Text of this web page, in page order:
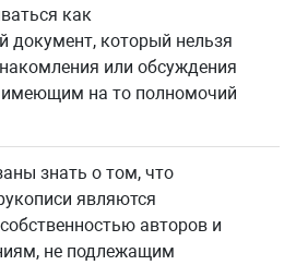
как
документ, который нельзя
или обсуждения
имеющим на то полномочий
знать о том, что
являются
авторов и
не подлежащим